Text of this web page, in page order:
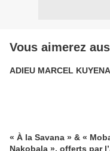
Vous aimerez
ADIEU MARCEL KUYENA
« À la Savana » & «
Nakobala », offerts par